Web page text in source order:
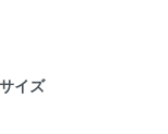
イズ